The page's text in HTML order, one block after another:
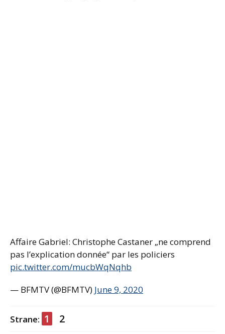
Affaire Gabriel: Christophe Castaner „ne comprend
pas l’explication donnée“ par les policiers
pic.twitter.com/mucbWqNqhb
— BFMTV (@BFMTV) June 9, 2020
Strane: 1 2